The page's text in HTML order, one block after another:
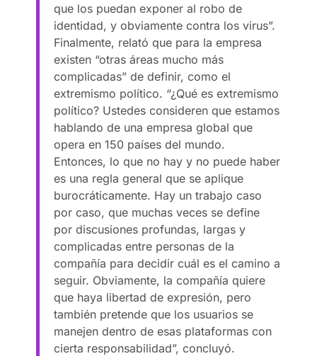
que los puedan exponer al robo de
identidad, y obviamente contra los virus”.
Finalmente, relató que para la empresa
existen “otras áreas mucho más
complicadas” de definir, como el
extremismo político. “¿Qué es extremismo
político? Ustedes consideren que estamos
hablando de una empresa global que
opera en 150 países del mundo.
Entonces, lo que no hay y no puede haber
es una regla general que se aplique
burocráticamente. Hay un trabajo caso
por caso, que muchas veces se define
por discusiones profundas, largas y
complicadas entre personas de la
compañía para decidir cuál es el camino a
seguir. Obviamente, la compañía quiere
que haya libertad de expresión, pero
también pretende que los usuarios se
manejen dentro de esas plataformas con
cierta responsabilidad”, concluyó.